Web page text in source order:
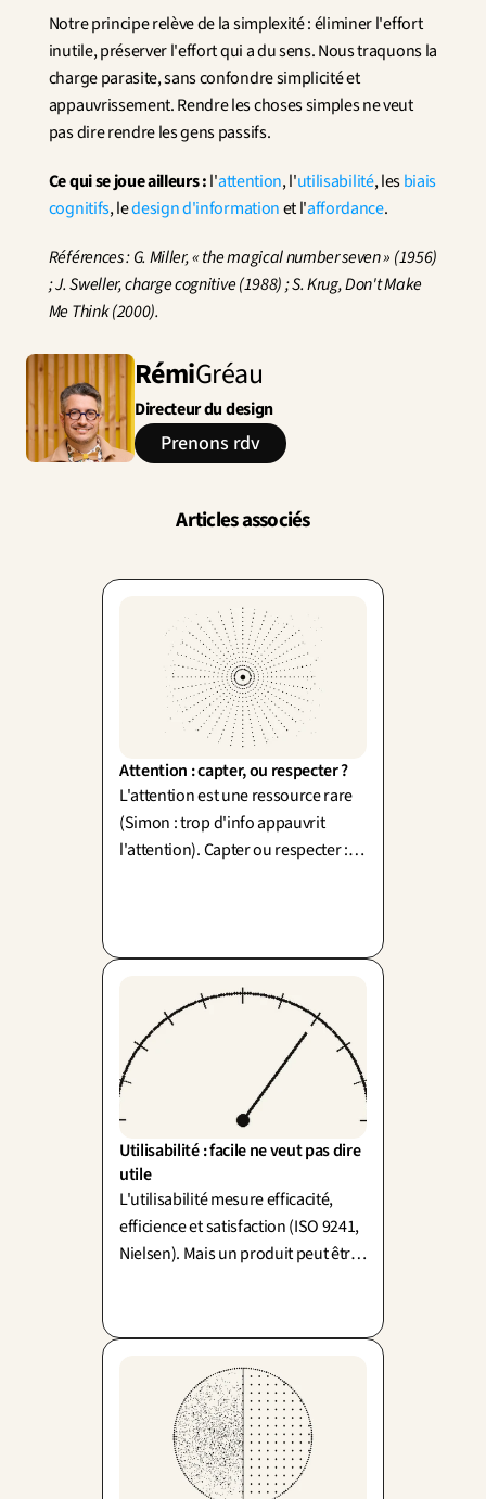
Notre principe relève de la simplexité : éliminer l'effort
inutile, préserver l'effort qui a du sens. Nous traquons la
charge parasite, sans confondre simplicité et
appauvrissement. Rendre les choses simples ne veut
pas dire rendre les gens passifs.
Ce qui se joue ailleurs : l'attention, l'utilisabilité, les biais
cognitifs, le design d'information et l'affordance.
Références : G. Miller, « the magical number seven » (1956)
; J. Sweller, charge cognitive (1988) ; S. Krug, Don't Make
Me Think (2000).
RémiGréau
Directeur du design
Prenons rdv
Articles associés
Attention : capter, ou respecter ?
L'attention est une ressource rare
(Simon : trop d'info appauvrit
l'attention). Capter ou respecter :
Utilisabilité : facile ne veut pas dire
utile
L'utilisabilité mesure efficacité,
efficience et satisfaction (ISO 9241,
Nielsen). Mais un produit peut être